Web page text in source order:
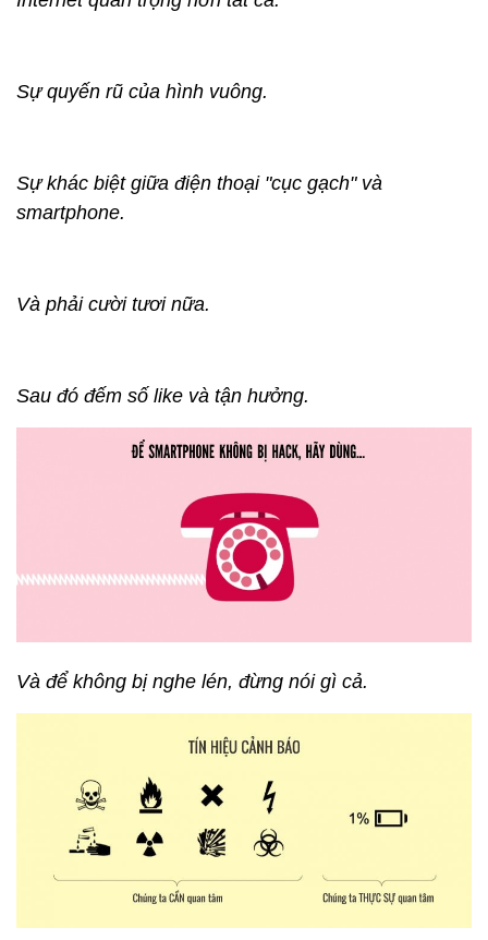
Sự quyến rũ của hình vuông.
Sự khác biệt giữa điện thoại "cục gạch" và
smartphone.
Và phải cười tươi nữa.
Sau đó đếm số like và tận hưởng.
Và để không bị nghe lén, đừng nói gì cả.